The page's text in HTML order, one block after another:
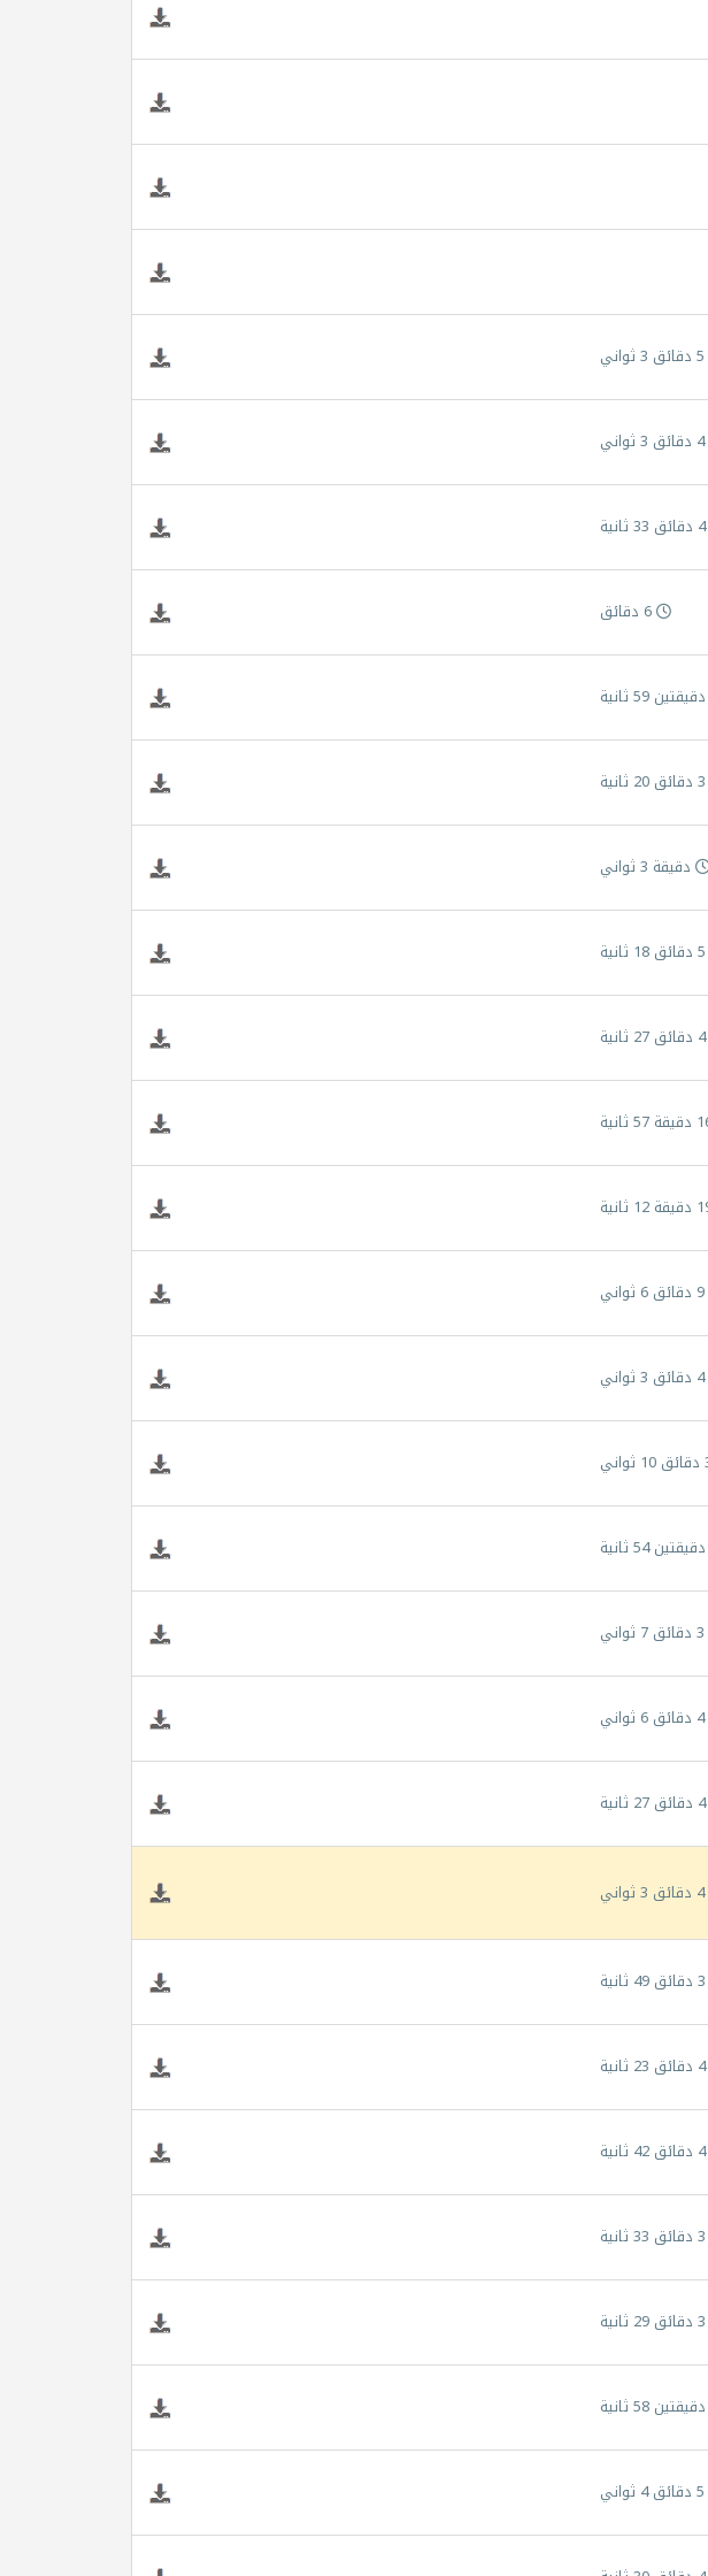
4 دقائق 3 ثواني
4 دقائق 33 ثانية
6 دقائق
دقيقتين 59 ثانية
دقيقة 3 ثواني
4 دقائق 27 ثانية
9 دقائق 6 ثواني
4 دقائق 3 ثواني
دقيقتين 54 ثانية
4 دقائق 6 ثواني
4 دقائق 27 ثانية
4 دقائق 3 ثواني
4 دقائق 23 ثانية
4 دقائق 42 ثانية
دقيقتين 58 ثانية